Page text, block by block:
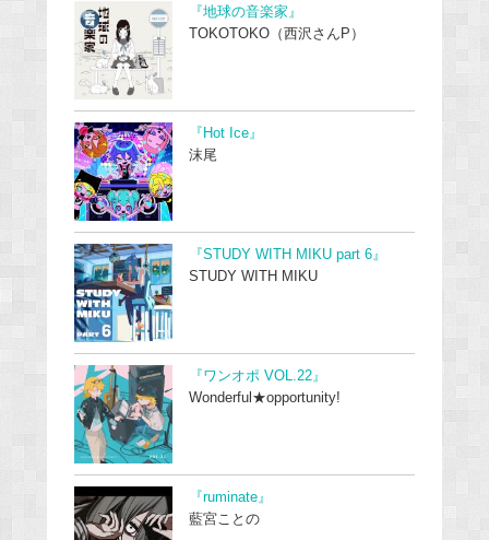
『地球の音楽家』
TOKOTOKO（西沢さんP）
『Hot Ice』
沫尾
『STUDY WITH MIKU part 6』
STUDY WITH MIKU
『ワンオポ VOL.22』
Wonderful★opportunity!
『ruminate』
藍宮ことの